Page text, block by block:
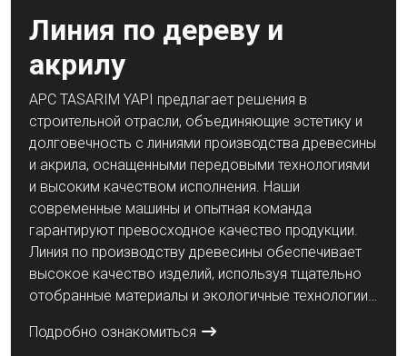
Линия по дереву и
акрилу
APC TASARIM YAPI предлагает решения в
строительной отрасли, объединяющие эстетику и
долговечность с линиями производства древесины
и акрила, оснащенными передовыми технологиями
и высоким качеством исполнения. Наши
современные машины и опытная команда
гарантируют превосходное качество продукции.
Линия по производству древесины обеспечивает
высокое качество изделий, используя тщательно
отобранные материалы и экологичные технологии,
ценность как для внутреннего, так и для наружного
Подробно ознакомиться